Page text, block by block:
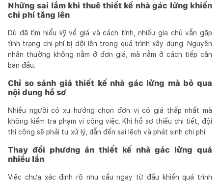
Những sai lầm khi thuê thiết kế nhà gác lửng khiến
chi phí tăng lên
Dù đã tìm hiểu kỹ về giá và cách tính, nhiều gia chủ vẫn gặp
tình trạng chi phí bị đội lên trong quá trình xây dựng. Nguyên
nhân thường không nằm ở đơn giá, mà nằm ở cách tiếp cận
ban đầu.
Chỉ so sánh giá thiết kế nhà gác lửng mà bỏ qua
nội dung hồ sơ
Nhiều người có xu hướng chọn đơn vị có giá thấp nhất mà
không kiểm tra phạm vi công việc. Khi hồ sơ thiếu chi tiết, đội
thi công sẽ phải tự xử lý, dẫn đến sai lệch và phát sinh chi phí.
Thay đổi phương án thiết kế nhà gác lửng quá
nhiều lần
Việc chưa xác định rõ nhu cầu ngay từ đầu khiến quá trình